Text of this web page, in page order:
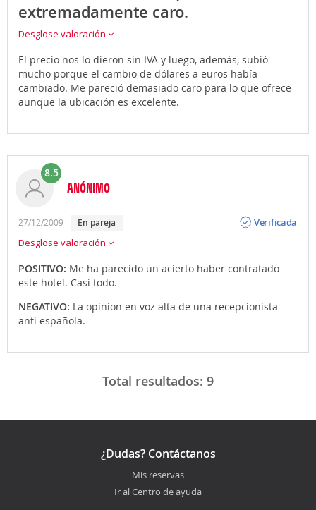
extremadamente caro.
Desglose valoración
El precio nos lo dieron sin IVA y luego, además, subió
mucho porque el cambio de dólares a euros había
cambiado. Me pareció demasiado caro para lo que ofrece
aunque la ubicación es excelente.
8.5
ANÓNIMO
27/12/2009 en pareja
Verificada
Desglose valoración
POSITIVO: Me ha parecido un acierto haber contratado
este hotel. Casi todo.
NEGATIVO: La opinion en voz alta de una recepcionista
anti española.
Total resultados: 9
¿Dudas? Contáctanos
Mis reservas
Ir al Centro de ayuda